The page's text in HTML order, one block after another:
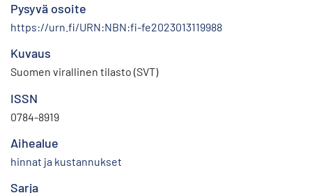
Pysyvä osoite
https://urn.fi/URN:NBN:fi-fe2023013119988
Kuvaus
Suomen virallinen tilasto (SVT)
ISSN
0784-8919
Aihealue
hinnat ja kustannukset
Sarja